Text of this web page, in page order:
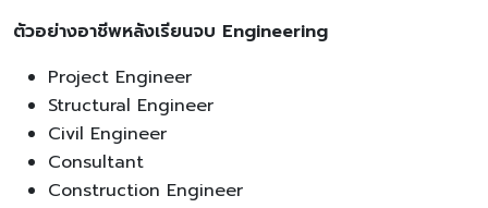
ตัวอย่างอาชีพหลังเรียนจบ Engineering
Project Engineer
Structural Engineer
Civil Engineer
Consultant
Construction Engineer